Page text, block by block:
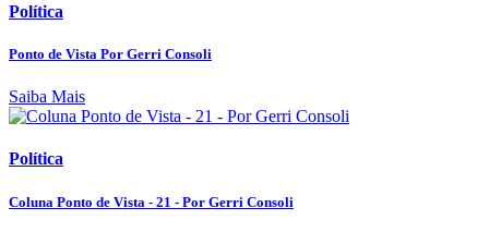
Política
Ponto de Vista Por Gerri Consoli
Saiba Mais
Política
Coluna Ponto de Vista - 21 - Por Gerri Consoli